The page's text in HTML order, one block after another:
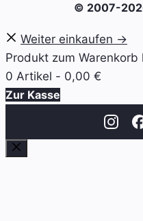
© 2007-
Weiter einkaufen →
Produkt zum Warenkorb
0 Artikel - 0,00 €
Zur Kasse
Schließen